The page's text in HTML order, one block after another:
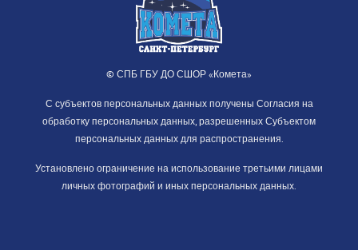
© СПБ ГБУ ДО СШОР «Комета»
С субъектов персональных данных получены Согласия на
обработку персональных данных, разрешенных Субъектом
персональных данных для распространения.
Установлено ограничение на использование третьими лицами
личных фотографий и иных персональных данных.